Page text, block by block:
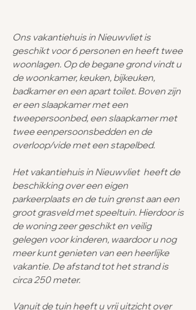
Ons vakantiehuis in Nieuwvliet is
geschikt voor 6 personen en heeft twee
woonlagen. Op de begane grond vindt u
de woonkamer, keuken, bijkeuken,
badkamer en een apart toilet. Boven zijn
er een slaapkamer met een
tweepersoonbed, een slaapkamer met
twee eenpersoonsbedden en de
overloop/vide met een stapelbed.
Het vakantiehuis in Nieuwvliet heeft de
beschikking over een eigen
parkeerplaats en de tuin grenst aan een
groot grasveld met speeltuin. Hierdoor is
de woning zeer geschikt en veilig
gelegen voor kinderen, waardoor u nog
meer kunt genieten van een heerlijke
vakantie. De afstand tot het strand is
circa 250 meter.
Vanuit de tuin heeft u vrij uitzicht over